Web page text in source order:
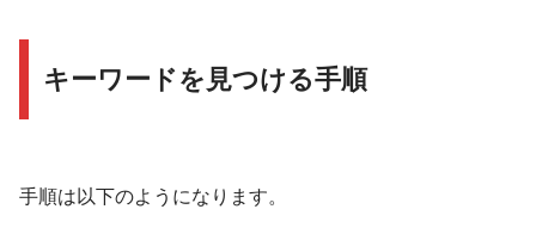
キーワードを見つける手順
手順は以下のようになります。